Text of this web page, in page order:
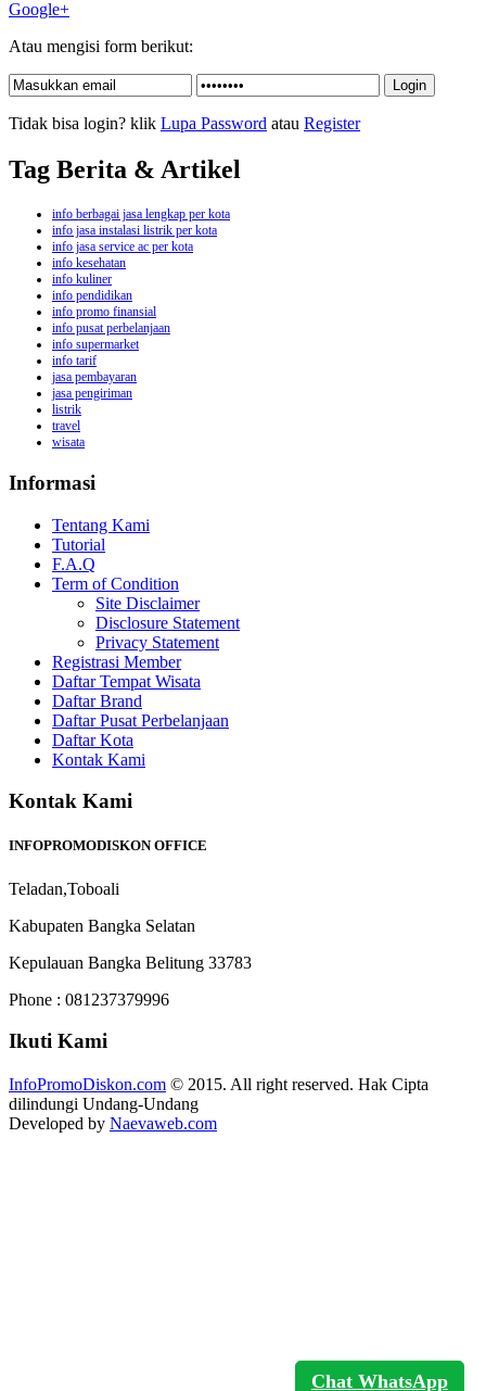
Chat WhatsApp
Google+
Atau mengisi form berikut:
Tidak bisa login? klik Lupa Password atau Register
Tag Berita & Artikel
info berbagai jasa lengkap per kota
info jasa instalasi listrik per kota
info jasa service ac per kota
info kesehatan
info kuliner
info pendidikan
info promo finansial
info pusat perbelanjaan
info supermarket
info tarif
jasa pembayaran
jasa pengiriman
listrik
travel
wisata
Informasi
Tentang Kami
Tutorial
F.A.Q
Term of Condition
Site Disclaimer
Disclosure Statement
Privacy Statement
Registrasi Member
Daftar Tempat Wisata
Daftar Brand
Daftar Pusat Perbelanjaan
Daftar Kota
Kontak Kami
Kontak Kami
INFOPROMODISKON OFFICE
Teladan,Toboali
Kabupaten Bangka Selatan
Kepulauan Bangka Belitung 33783
Phone : 081237379996
Ikuti Kami
InfoPromoDiskon.com © 2015. All right reserved. Hak Cipta
dilindungi Undang-Undang
Developed by Naevaweb.com